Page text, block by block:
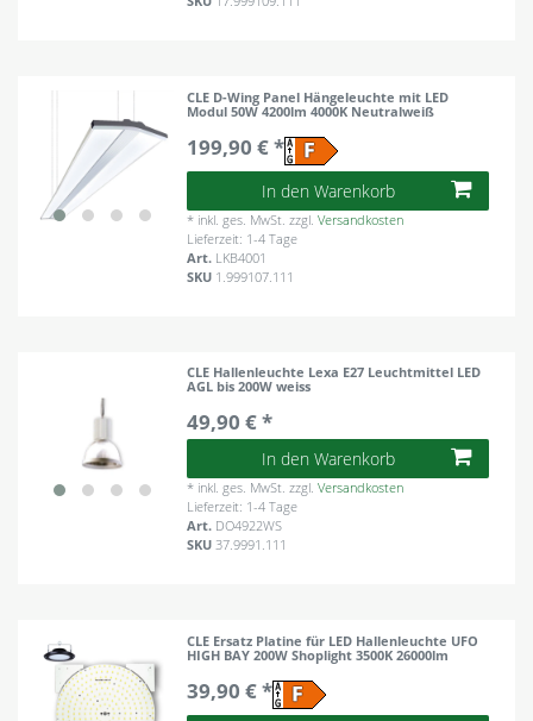
CLE D-Wing Panel Hängeleuchte mit LED
Modul 50W 4200lm 4000K Neutralweiß
199,90 € *
In den Warenkorb
* inkl. ges. MwSt. zzgl.Versandkosten
Lieferzeit: 1-4 Tage
Art. LKB4001
SKU 1.999107.111
CLE Hallenleuchte Lexa E27 Leuchtmittel LED
AGL bis 200W weiss
49,90 € *
In den Warenkorb
* inkl. ges. MwSt. zzgl.Versandkosten
Lieferzeit: 1-4 Tage
Art. DO4922WS
SKU37.9991.111
CLE Ersatz Platine für LED Hallenleuchte UFO
HIGH BAY 200W Shoplight 3500K 26000lm
39,90 € *